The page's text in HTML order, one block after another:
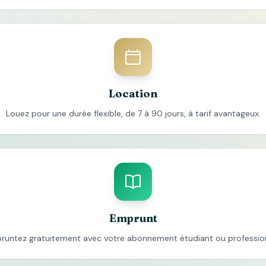
Location
Louez pour une durée flexible, de 7 à 90 jours, à tarif avantageux.
Emprunt
gratuitement avec votre abonnement étudiant ou